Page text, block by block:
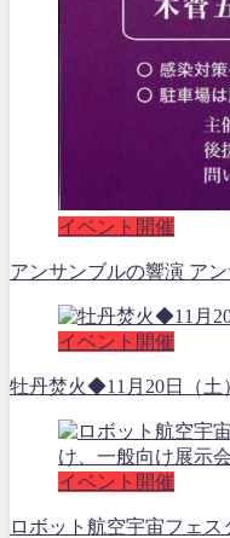
イベント開催
アンサンブルの響演 ア
イベント開催
牡丹焚火◆11月20日（土
イベント開催
ロボット航空宇宙フェ